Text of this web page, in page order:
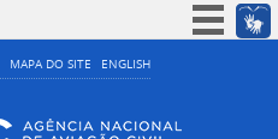
MAPA DO SITE ENGLISH
Simplifique!